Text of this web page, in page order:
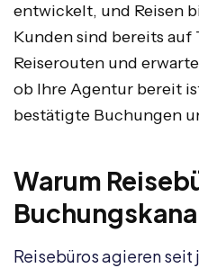
entwickelt, und Reisen
Kunden sind bereits auf
Reiserouten und
ob Ihre Agentur bereit
bestätigte Buchungen
Warum
Reisebüros agieren seit